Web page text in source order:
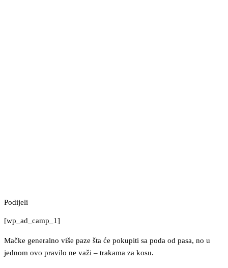
Podijeli
[wp_ad_camp_1]
Mačke generalno više paze šta će pokupiti sa poda od pasa, no u
jednom ovo pravilo ne važi – trakama za kosu.